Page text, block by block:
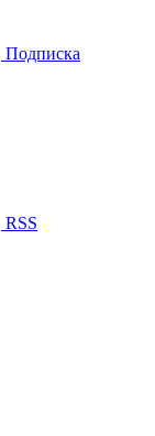
Подписка
RSS